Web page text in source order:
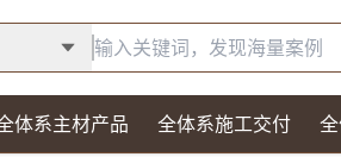
体系主材产品 全体系施工交付